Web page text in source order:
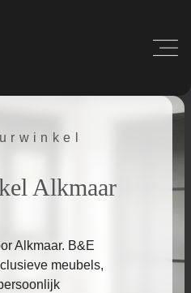
Alkmaar
Alkmaar. B&E
meubels,